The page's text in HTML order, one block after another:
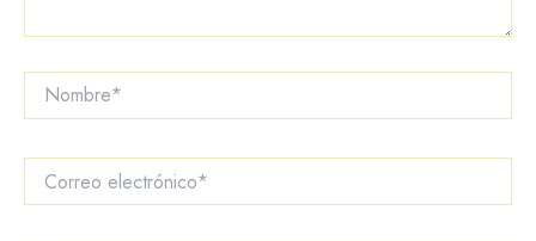
Nombre*
Correo
electrónico*